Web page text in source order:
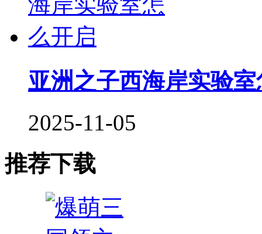
亚洲之子西海岸实验
2025-11-05
推荐下载